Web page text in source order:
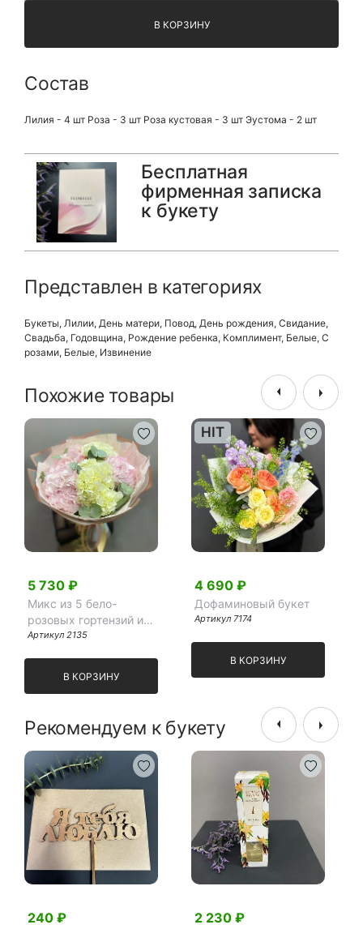
В КОРЗИНУ
Состав
Лилия - 4 шт Роза - 3 шт Роза кустовая - 3 шт Эустома - 2 шт
Бесплатная
фирменная записка
к букету
Представлен в категориях
Букеты, Лилии, День матери, Повод, День рождения, Свидание,
Свадьба, Годовщина, Рождение ребенка, Комплимент, Белые, С
розами, Белые, Извинение
Похожие товары
5 730 ₽
Микс из 5 бело-
розовых гортензий и
эвкалипта
Артикул 2135
В КОРЗИНУ
HIT
4 690 ₽
Дофаминовый букет
Артикул 7174
В КОРЗИНУ
Рекомендуем к букету
240 ₽ 2 230 ₽